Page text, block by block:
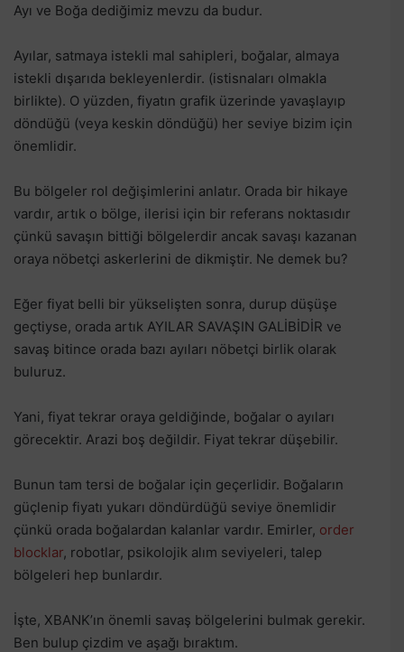
Ayı ve Boğa dediğimiz mevzu da budur.
Ayılar, satmaya istekli mal sahipleri, boğalar, almaya
istekli dışarıda bekleyenlerdir. (istisnaları olmakla
birlikte). O yüzden, fiyatın grafik üzerinde yavaşlayıp
döndüğü (veya keskin döndüğü) her seviye bizim için
önemlidir.
Bu bölgeler rol değişimlerini anlatır. Orada bir hikaye
vardır, artık o bölge, ilerisi için bir referans noktasıdır
çünkü savaşın bittiği bölgelerdir ancak savaşı kazanan
oraya nöbetçi askerlerini de dikmiştir. Ne demek bu?
Eğer fiyat belli bir yükselişten sonra, durup düşüşe
geçtiyse, orada artık AYILAR SAVAŞIN GALİBİDİR ve
savaş bitince orada bazı ayıları nöbetçi birlik olarak
buluruz.
Yani, fiyat tekrar oraya geldiğinde, boğalar o ayıları
görecektir. Arazi boş değildir. Fiyat tekrar düşebilir.
Bunun tam tersi de boğalar için geçerlidir. Boğaların
güçlenip fiyatı yukarı döndürdüğü seviye önemlidir
çünkü orada boğalardan kalanlar vardır. Emirler, order
blocklar, robotlar, psikolojik alım seviyeleri, talep
bölgeleri hep bunlardır.
İşte, XBANK’ın önemli savaş bölgelerini bulmak gerekir.
Ben bulup çizdim ve aşağı bıraktım.